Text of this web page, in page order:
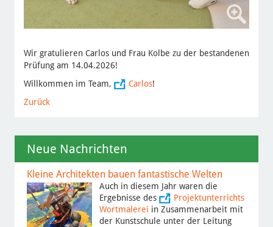
Wir gratulieren Carlos und Frau Kolbe zu der bestandenen
Prüfung am 14.04.2026!
Willkommen im Team,
Carlos!
Zurück
Neue Nachrichten
Kleine Architekten bauen fantastische Welten
Auch in diesem Jahr waren die
Ergebnisse des
Projektunterrichts
Wortmalerei in Zusammenarbeit mit
der Kunstschule unter der Leitung